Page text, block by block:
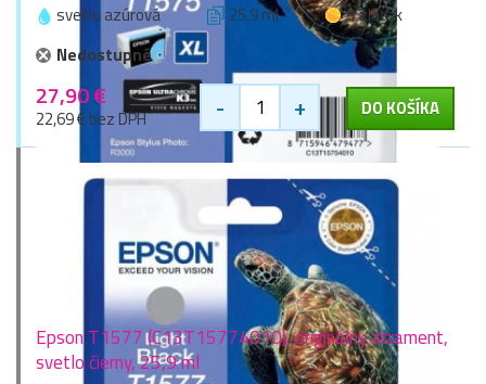
svetlo azúrová 25,9 ml
1 zlaťák
Nedostupné
27,90 €
22,69 € bez DPH - + DO KOŠÍKA
Epson T1577 (C13T15774010), originálny atrament,
svetlo čierny, 25,9 ml